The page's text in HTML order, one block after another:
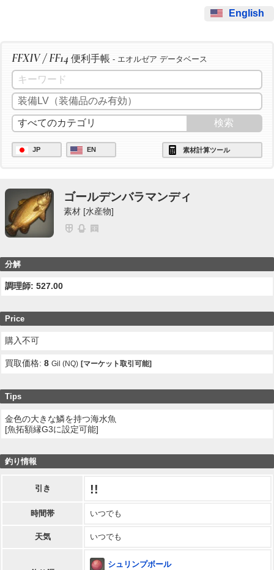
English
FFXIV / FF14 便利手帳 - エオルゼア データベース
JP EN 素材計算ツール
ゴールデンバラマンディ
素材 [水産物]
分解
調理師: 527.00
Price
購入不可
買取価格:8 Gil (NQ) [マーケット取引可能]
Tips
金色の大きな鱗を持つ海水魚
[魚拓額縁G3に設定可能]
釣り情報
引き !!
時間帯 いつでも
天気 いつでも
シュリンプボール